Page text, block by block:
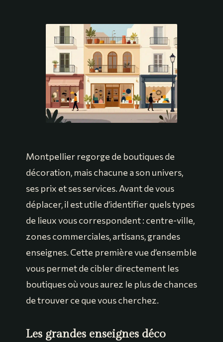
Montpellier regorge de boutiques de
décoration, mais chacune a son univers,
ses prix et ses services. Avant de vous
déplacer, il est utile d’identifier quels types
de lieux vous correspondent : centre-ville,
zones commerciales, artisans, grandes
enseignes. Cette première vue d’ensemble
vous permet de cibler directement les
boutiques où vous aurez le plus de chances
de trouver ce que vous cherchez.
Les grandes enseignes déco